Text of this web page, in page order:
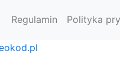
Regulamin Polityka